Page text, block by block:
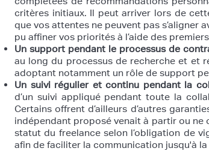
critères initiaux. Il peut arriver lors de
que vos attentes ne peuvent pas s’aligner
pu affiner vos priorités à l’aide des
Un support pendant le processus de
au long du processus de recherche et et
adoptant notamment un rôle de support
Un suivi régulier et continu pendant la
d’un suivi appliqué pendant toute la
Certains offrent d’ailleurs d’autres
indépendant proposé venait à partir ou
statut du freelance selon l’obligation de
afin de faciliter la communication jusqu'à